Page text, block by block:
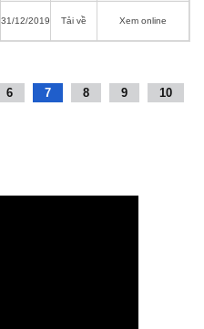
31/12/2019 Tải về Xem online
6 7 8 9
10